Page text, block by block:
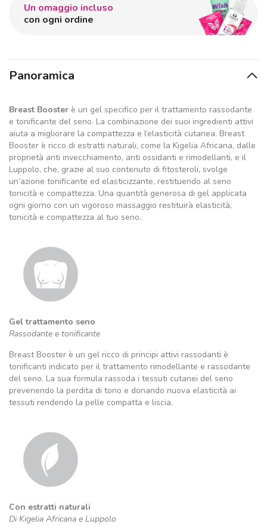
Un omaggio incluso
con ogni ordine
Panoramica
Breast Booster è un gel specifico per il trattamento rassodante
e tonificante del seno. La combinazione dei suoi ingredienti attivi
aiuta a migliorare la compattezza e l’elasticità cutanea. Breast
Booster è ricco di estratti naturali, come la Kigelia Africana, dalle
proprietà anti invecchiamento, anti ossidanti e rimodellanti, e il
Luppolo, che, grazie al suo contenuto di fitosteroli, svolge
un’azione tonificante ed elasticizzante, restituendo al seno
tonicità e compattezza. Una quantità generosa di gel applicata
ogni giorno con un vigoroso massaggio restituirà elasticità,
tonicità e compattezza al tuo seno.
Gel trattamento seno
Rassodante e tonificante
Breast Booster è un gel ricco di principi attivi rassodanti è
tonificanti indicato per il trattamento rimodellante e rassodante
del seno. La sua formula rassoda i tessuti cutanei del seno
prevenendo la perdita di tono e donando nuova elasticità ai
tessuti rendendo la pelle compatta e liscia.
Con estratti naturali
Di Kigelia Africana e Luppolo